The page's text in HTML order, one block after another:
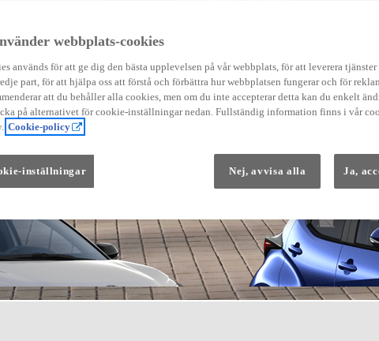
Från 569 900 kr
Från 3 958 kr/mån
HYBRID
webbplats-cookies
används för att ge dig den bästa upplevelsen på vår webbplats, för att leverera
part, för att hjälpa oss att förstå och förbättra hur webbplatsen fungerar och för
att du behåller alla cookies, men om du inte accepterar detta kan du enkelt
på alternativet för cookie-inställningar nedan. Fullständig information finns i vår
Cookie-policy
inställningar Nej, avvisa alla Ja,